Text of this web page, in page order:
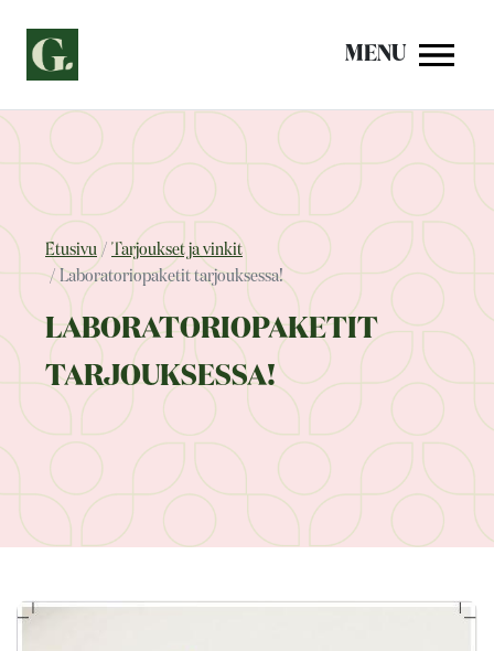
sisältöön
MENU
Etusivu
Tarjoukset ja vinkit
Laboratoriopaketit tarjouksessa!
LABORATORIOPAKETIT
TARJOUKSESSA!